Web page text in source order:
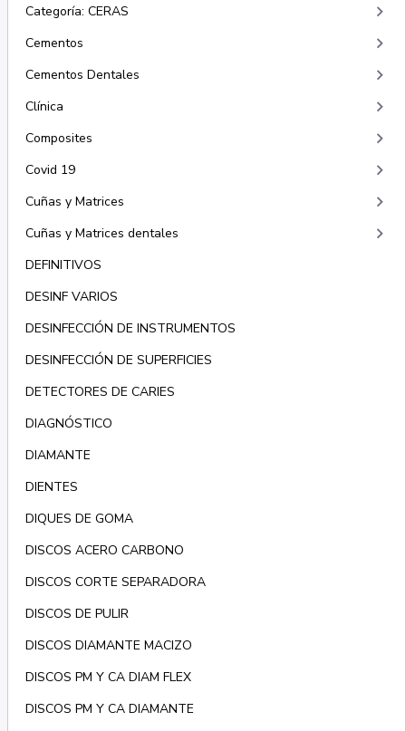
Categoría: CERAS
keyboard_arrow_right
Cementos keyboard_arrow_right
Cementos Dentales keyboard_arrow_right
Clínica keyboard_arrow_right
Composites keyboard_arrow_right
Covid 19 keyboard_arrow_right
Cuñas y Matrices keyboard_arrow_right
Cuñas y Matrices dentales keyboard_arrow_right
DEFINITIVOS
DESINF VARIOS
DESINFECCIÓN DE INSTRUMENTOS
DESINFECCIÓN DE SUPERFICIES
DETECTORES DE CARIES
DIAGNÓSTICO
DIAMANTE
DIENTES
DIQUES DE GOMA
DISCOS ACERO CARBONO
DISCOS CORTE SEPARADORA
DISCOS DE PULIR
DISCOS DIAMANTE MACIZO
DISCOS PM Y CA DIAM FLEX
DISCOS PM Y CA DIAMANTE